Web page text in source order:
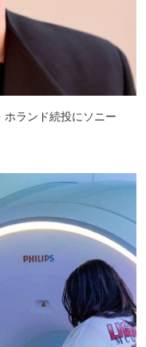
ランド続投にソニー